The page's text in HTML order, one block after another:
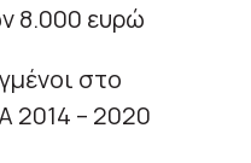
8.000 ευρώ
στο
2014 – 2020